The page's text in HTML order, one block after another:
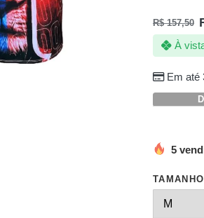
R$157,50
Em até
À
5
TAMANHO